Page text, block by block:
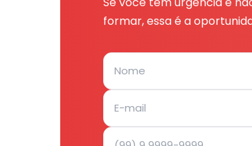
formar, essa é a